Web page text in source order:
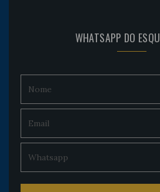
WHATSAPP DO